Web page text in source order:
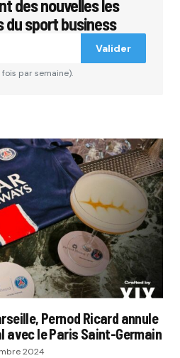
des nouvelles les
sport business
Valider
par semaine).
Pernod Ricard annule
le Paris Saint-Germain
2024